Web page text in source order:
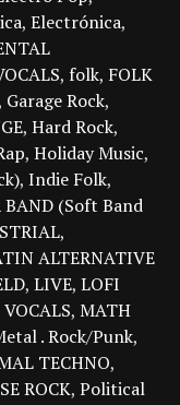
Electrónica
folk FOLK
Garage Rock
Hard Rock
Holiday Music
Indie Folk
BAND (Soft Band
ALTERNATIVE
LIVE LOFI
MATH
. Rock/Punk
TECHNO
ROCK Political